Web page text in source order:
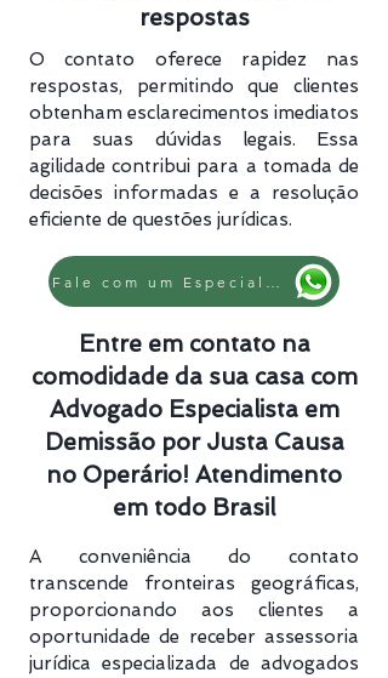
respostas
O contato oferece rapidez nas
respostas, permitindo que clientes
obtenham esclarecimentos imediatos
para suas dúvidas legais. Essa
agilidade contribui para a tomada de
decisões informadas e a resolução
eficiente de questões jurídicas.
Entre em contato na
comodidade da sua casa com
Advogado Especialista em
Demissão por Justa Causa
no Operário! Atendimento
em todo Brasil
A conveniência do contato
transcende fronteiras geográficas,
proporcionando aos clientes a
oportunidade de receber assessoria
jurídica especializada de advogados